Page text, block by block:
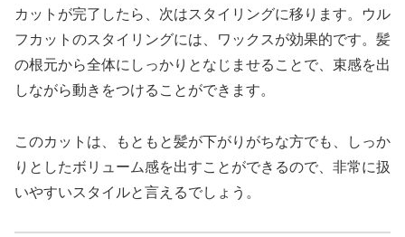
カットが完了したら、次はスタイリングに移ります。ウル
フカットのスタイリングには、ワックスが効果的です。髪
の根元から全体にしっかりとなじませることで、束感を出
しながら動きをつけることができます。
このカットは、もともと髪が下がりがちな方でも、しっか
りとしたボリューム感を出すことができるので、非常に扱
いやすいスタイルと言えるでしょう。